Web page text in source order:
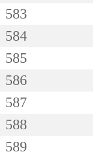
583
584
585
586
587
588
589